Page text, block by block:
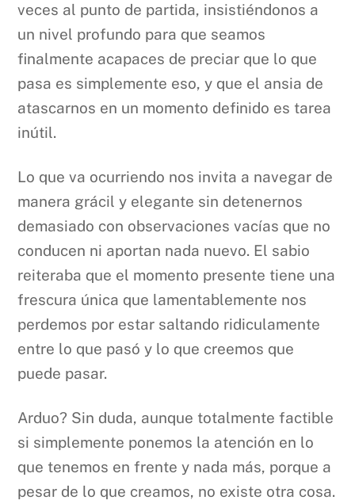
veces al punto de partida, insistiéndonos a
un nivel profundo para que seamos
finalmente acapaces de preciar que lo que
pasa es simplemente eso, y que el ansia de
atascarnos en un momento definido es tarea
inútil.
Lo que va ocurriendo nos invita a navegar de
manera grácil y elegante sin detenernos
demasiado con observaciones vacías que no
conducen ni aportan nada nuevo. El sabio
reiteraba que el momento presente tiene una
frescura única que lamentablemente nos
perdemos por estar saltando ridiculamente
entre lo que pasó y lo que creemos que
puede pasar.
Arduo? Sin duda, aunque totalmente factible
si simplemente ponemos la atención en lo
que tenemos en frente y nada más, porque a
pesar de lo que creamos, no existe otra cosa.